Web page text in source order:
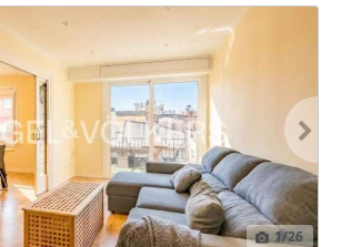
1/26